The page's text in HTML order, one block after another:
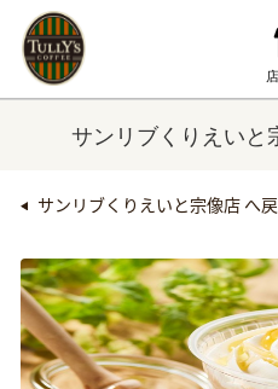
サンリブくりえいと
サンリブくりえいと宗像店 へ